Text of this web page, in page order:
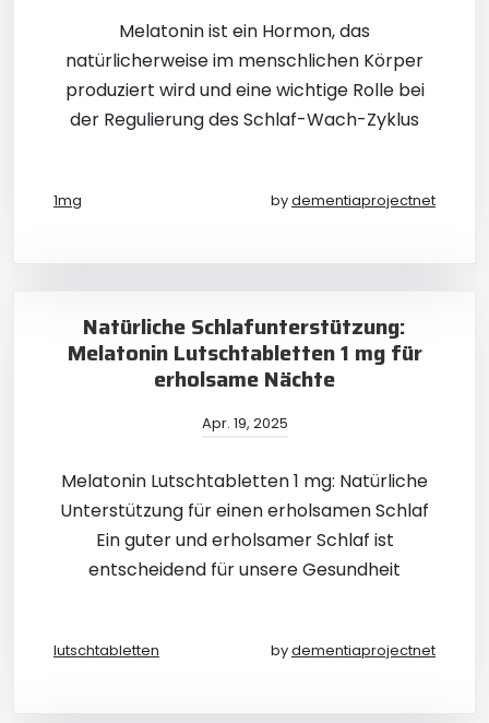
Melatonin ist ein Hormon, das
natürlicherweise im menschlichen Körper
produziert wird und eine wichtige Rolle bei
der Regulierung des Schlaf-Wach-Zyklus
1mg bydementiaprojectnet
Natürliche Schlafunterstützung:
Melatonin Lutschtabletten 1 mg für
erholsame Nächte
Apr. 19, 2025
Melatonin Lutschtabletten 1 mg: Natürliche
Unterstützung für einen erholsamen Schlaf
Ein guter und erholsamer Schlaf ist
entscheidend für unsere Gesundheit
lutschtabletten bydementiaprojectnet